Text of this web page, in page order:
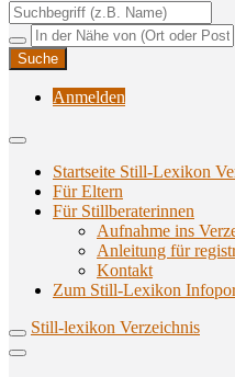
Still-lexikon
Unterstützungsangebote rund
Anmelden
Startseite Still-Lexikon
Für Eltern
Für Stillberaterinnen
Aufnahme ins
Anlei­tung für
Kon­takt
Zum Still-Lexikon
Still-lexikon Verzeichnis